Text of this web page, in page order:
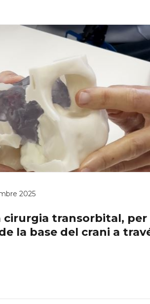
2025
cirurgia transorbital, per
la base del crani a